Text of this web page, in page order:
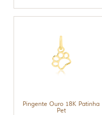
Pingente Ouro 18K Patinha
Pet